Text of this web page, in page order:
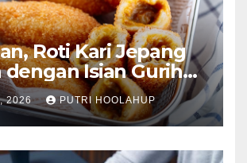
Roti Kari Jepang
dengan Isian Gurih
2026 PUTRI HOOLAHUP